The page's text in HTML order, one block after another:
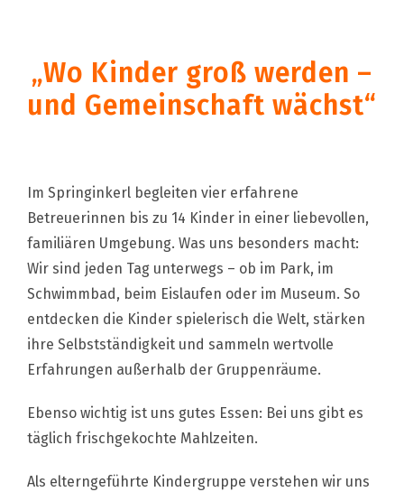
„Wo Kinder groß werden –
und Gemeinschaft wächst“
Im Springinkerl begleiten vier erfahrene
Betreuerinnen bis zu 14 Kinder in einer liebevollen,
familiären Umgebung. Was uns besonders macht:
Wir sind jeden Tag unterwegs – ob im Park, im
Schwimmbad, beim Eislaufen oder im Museum. So
entdecken die Kinder spielerisch die Welt, stärken
ihre Selbstständigkeit und sammeln wertvolle
Erfahrungen außerhalb der Gruppenräume.
Ebenso wichtig ist uns gutes Essen: Bei uns gibt es
täglich frischgekochte Mahlzeiten.
Als elterngeführte Kindergruppe verstehen wir uns